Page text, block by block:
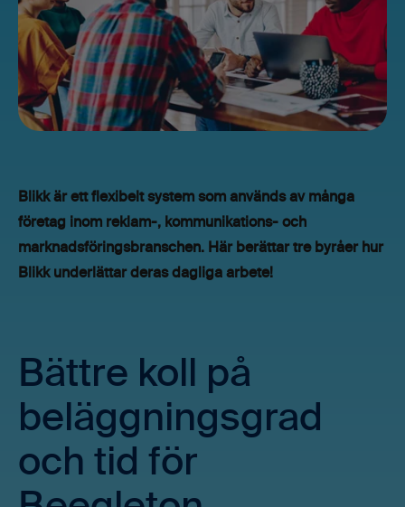
Blikk är ett flexibelt system som används av många
företag inom reklam-, kommunikations- och
marknadsföringsbranschen. Här berättar tre byråer hur
Blikk underlättar deras dagliga arbete!
Bättre koll på
beläggningsgrad
och tid för